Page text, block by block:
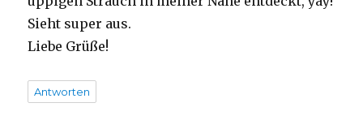
Sieht super aus.
Liebe Grüße!
Antworten